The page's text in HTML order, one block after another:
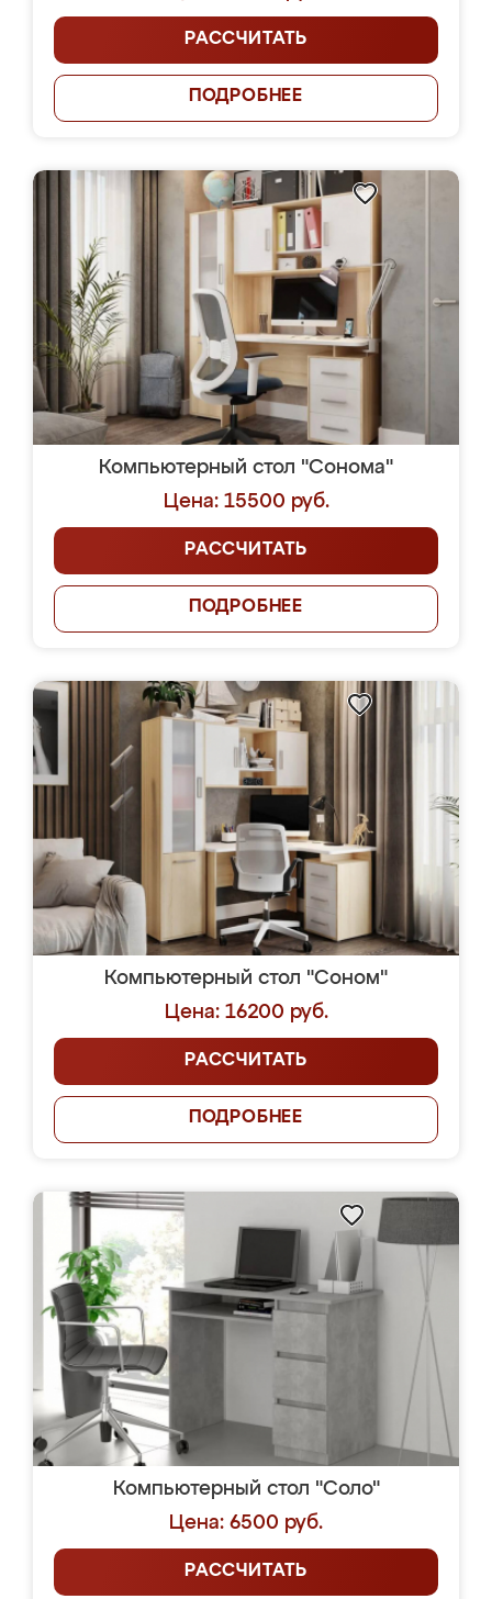
РАССЧИТАТЬ
ПОДРОБНЕЕ
Компьютерный стол "Сонома"
Цена: 15500 руб.
РАССЧИТАТЬ
ПОДРОБНЕЕ
Компьютерный стол "Соном"
Цена: 16200 руб.
РАССЧИТАТЬ
ПОДРОБНЕЕ
Компьютерный стол "Соло"
Цена: 6500 руб.
РАССЧИТАТЬ